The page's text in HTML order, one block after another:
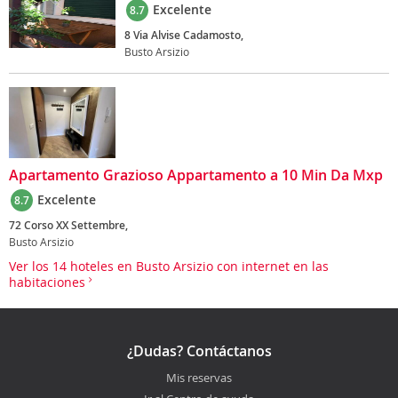
8.7 Excelente
8 Via Alvise Cadamosto,
Busto Arsizio
Apartamento Grazioso Appartamento a 10 Min Da Mxp
8.7 Excelente
72 Corso XX Settembre,
Busto Arsizio
Ver los 14 hoteles en Busto Arsizio con internet en las
habitaciones
¿Dudas? Contáctanos
Mis reservas